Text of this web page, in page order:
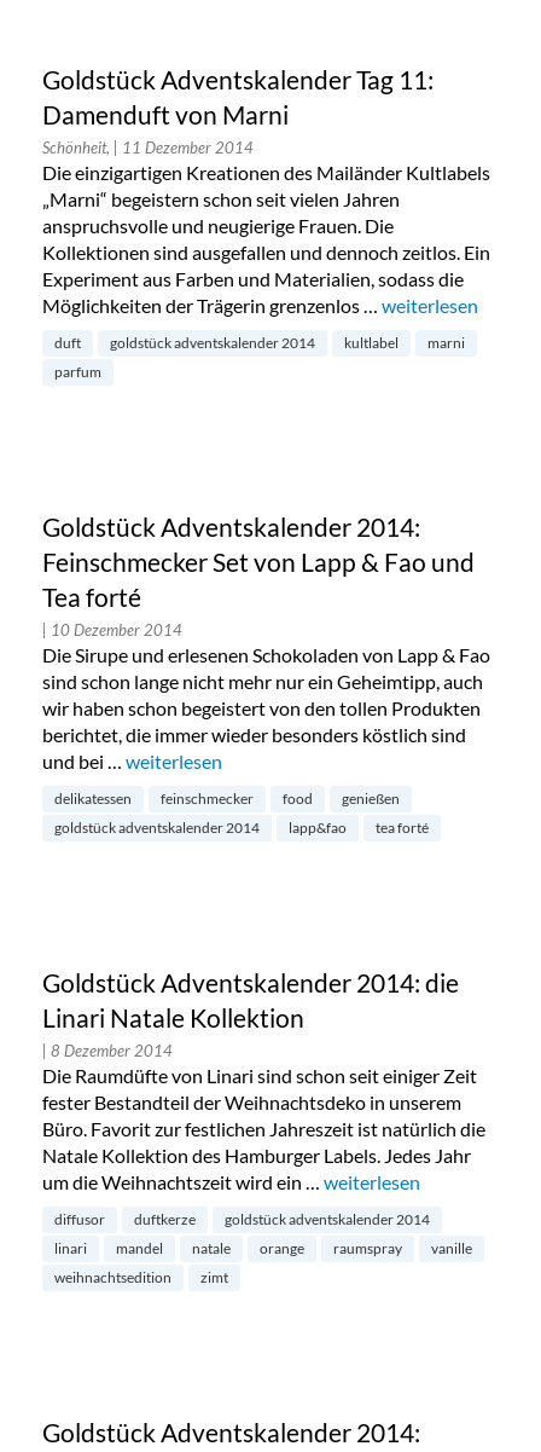
Goldstück Adventskalender Tag 11:
Damenduft von Marni
Schönheit, | 11 Dezember 2014
Die einzigartigen Kreationen des Mailänder Kultlabels
„Marni“ begeistern schon seit vielen Jahren
anspruchsvolle und neugierige Frauen. Die
Kollektionen sind ausgefallen und dennoch zeitlos. Ein
Experiment aus Farben und Materialien, sodass die
Möglichkeiten der Trägerin grenzenlos … „Goldstück
weiterlesen
duft goldstück adventskalender 2014 kultlabel
marni
parfum
Goldstück Adventskalender 2014:
Feinschmecker Set von Lapp & Fao und
Tea forté
| 10 Dezember 2014
Die Sirupe und erlesenen Schokoladen von Lapp & Fao
sind schon lange nicht mehr nur ein Geheimtipp, auch
wir haben schon begeistert von den tollen Produkten
berichtet, die immer wieder besonders köstlich sind
und bei … „Goldstück Adventskalender 2014:
weiterlesen
delikatessen feinschmecker food
genießen
goldstück adventskalender 2014
lapp&fao tea forté
Goldstück Adventskalender 2014: die
Linari Natale Kollektion
| 8 Dezember 2014
Die Raumdüfte von Linari sind schon seit einiger Zeit
fester Bestandteil der Weihnachtsdeko in unserem
Büro. Favorit zur festlichen Jahreszeit ist natürlich die
Natale Kollektion des Hamburger Labels. Jedes Jahr
um die Weihnachtszeit wird ein … „Goldstück
weiterlesen
diffusor duftkerze
goldstück adventskalender 2014
linari
mandel natale orange raumspray
vanille
weihnachtsedition
zimt
Goldstück Adventskalender 2014: